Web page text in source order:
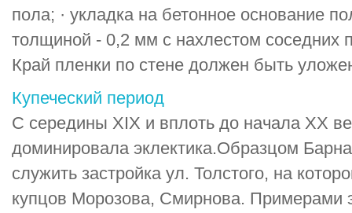
пола; · укладка на бетонное основание
толщиной - 0,2 мм с нахлестом
Край пленки по стене должен быть
Купеческий период
С середины XIX и вплоть до начала XX
доминировала эклектика.Образцом
служить застройка ул. Толстого, на
купцов Морозова, Смирнова. Примерами